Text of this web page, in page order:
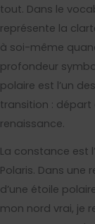
tout. Dans le
représente la
à soi-même
profondeur
polaire est l’un
transition : départ
renaissance.
La constance est
Polaris. Dans une
d’une étoile
mon nord vrai, je